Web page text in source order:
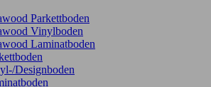
Parkettboden
Vinylboden
Laminatboden
Designboden